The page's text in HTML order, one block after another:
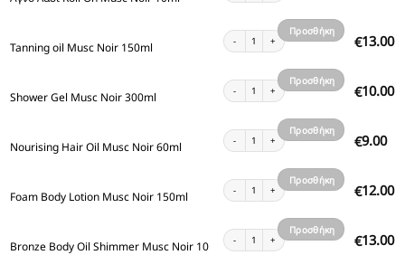
καλάθι
Tanning oil Musc Noir 150ml €13.00
Tanning oil Musc Noir 150ml ποσότητα
Προσθήκη
καλάθι
Shower Gel Musc Noir 300ml €10.00
Shower Gel Musc Noir 300ml ποσότητα
Προσθήκη
καλάθι
Nourising Hair Oil Musc Noir 60ml €9.00
Nourising Hair Oil Musc Noir 60ml ποσότητα
Προσθήκη
καλάθι
Foam Body Lotion Musc Noir 150ml €12.00
Foam Body Lotion Musc Noir 150ml ποσότητα
Προσθήκη
καλάθι
Bronze Body Oil Shimmer Musc Noir 100ml €13.00
Bronze Body Oil Shimmer Musc Noir 100ml
Προσθήκη